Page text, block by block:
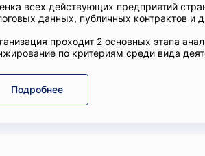
всех действующих предприятий
данных, публичных контрактов и
проходит 2 основных этапа
по критериям среди вида
Подробнее